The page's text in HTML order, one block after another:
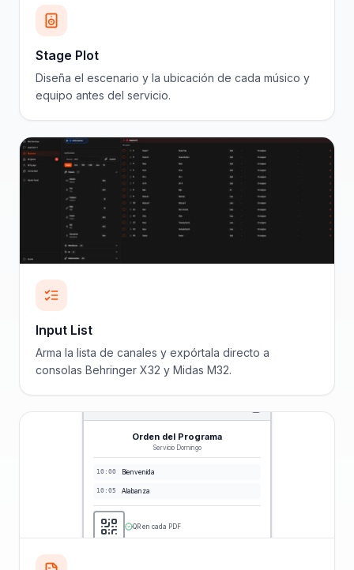
Stage Plot
Diseña el escenario y la ubicación de cada músico y
equipo antes del servicio.
Input List
Arma la lista de canales y expórtala directo a
consolas Behringer X32 y Midas M32.
Orden del Programa
Servicio Domingo
10:00 Bienvenida
10:05 Alabanza
QR en cada PDF